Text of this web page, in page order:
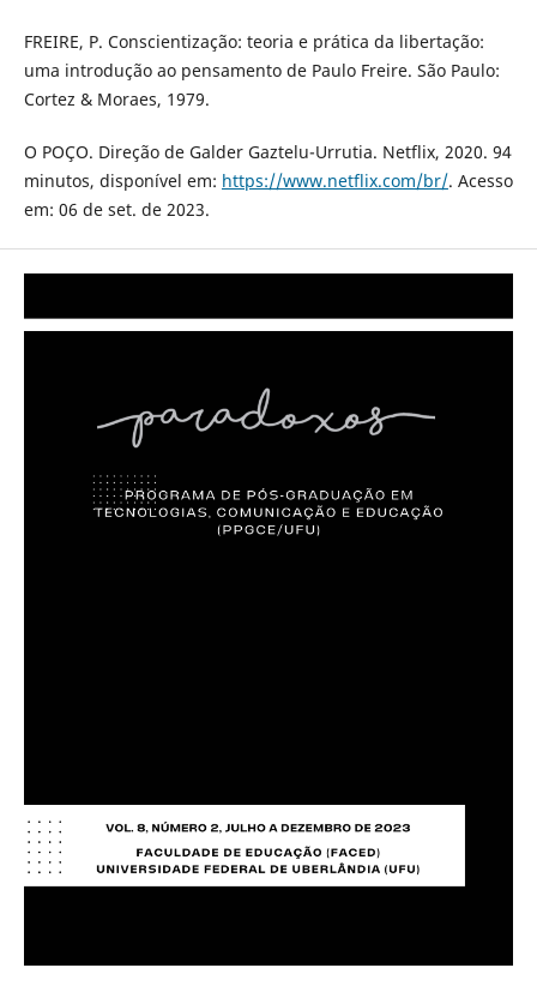
FREIRE, P. Conscientização: teoria e prática da libertação:
uma introdução ao pensamento de Paulo Freire. São Paulo:
Cortez & Moraes, 1979.
O POÇO. Direção de Galder Gaztelu-Urrutia. Netflix, 2020. 94
minutos, disponível em: https://www.netflix.com/br/. Acesso
em: 06 de set. de 2023.